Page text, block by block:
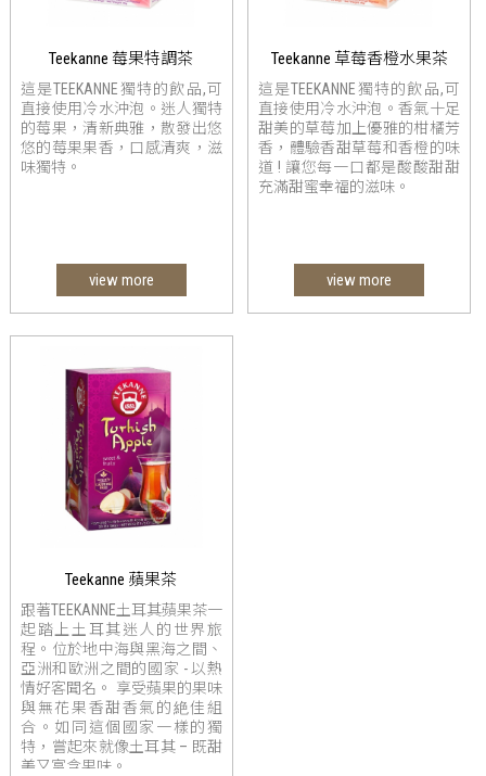
Teekanne 莓果特調茶
這是TEEKANNE獨特的飲品,可
直接使用冷水沖泡。迷人獨特
的莓果，清新典雅，散發出悠
悠的莓果果香，口感清爽，滋
味獨特。
view more
Teekanne 草莓香橙水果茶
這是TEEKANNE獨特的飲品,可
直接使用冷水沖泡。香氣十足
甜美的草莓加上優雅的柑橘芳
香，體驗香甜草莓和香橙的味
道 ! 讓您每一口都是酸酸甜甜
充滿甜蜜幸福的滋味。
view more
Teekanne 蘋果茶
跟著TEEKANNE土耳其蘋果茶一
起踏上土耳其迷人的世界旅
程。位於地中海與黑海之間、
亞洲和歐洲之間的國家 - 以熱
情好客聞名。 享受蘋果的果味
與無花果香甜香氣的絶佳組
合。如同這個國家一樣的獨
特，嘗起來就像土耳其 – 既甜
美又富含果味。